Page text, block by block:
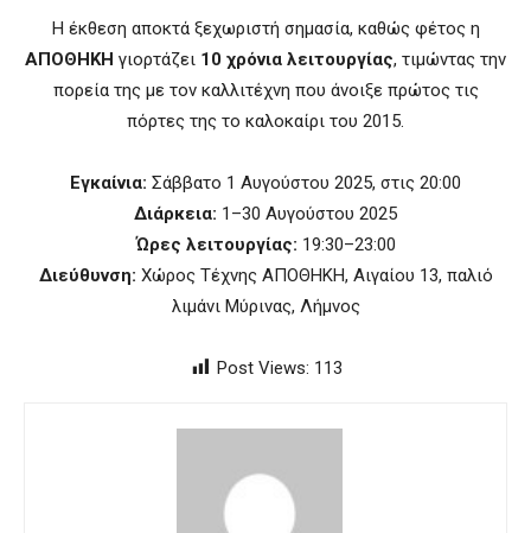
Η έκθεση αποκτά ξεχωριστή σημασία, καθώς φέτος η
ΑΠΟΘΗΚΗ γιορτάζει 10 χρόνια λειτουργίας, τιμώντας την
πορεία της με τον καλλιτέχνη που άνοιξε πρώτος τις
πόρτες της το καλοκαίρι του 2015.
Εγκαίνια: Σάββατο 1 Αυγούστου 2025, στις 20:00
Διάρκεια: 1–30 Αυγούστου 2025
Ώρες λειτουργίας: 19:30–23:00
Διεύθυνση: Χώρος Τέχνης ΑΠΟΘΗΚΗ, Αιγαίου 13, παλιό
λιμάνι Μύρινας, Λήμνος
Post Views: 113